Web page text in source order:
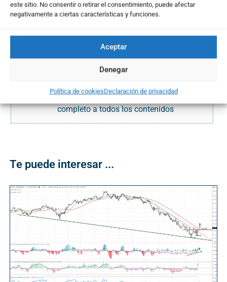
este sitio. No consentir o retirar el consentimiento, puede afectar
negativamente a ciertas características y funciones.
Aceptar
Denegar
Política de cookiesDeclaración de privacidad
• Fecha activación:26/01/2026
... El resto del contenido es
exclusivo para Usuarios Suscritos
nuestra Comunidad de Inversores con acceso
completo a todos los contenidos
Te puede interesar ...